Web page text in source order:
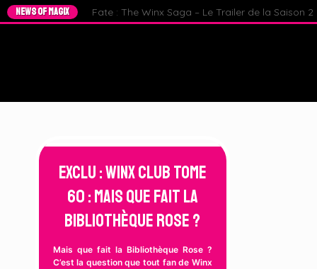
NEWS OF MAGIX Fate : The Winx Saga – Le Trailer de la Saison
Exclu : Winx Club Tome
60 : Mais que fait la
Bibliothèque Rose ?
Mais que fait la Bibliothèque Rose ?
C’est la question que tout fan de Winx